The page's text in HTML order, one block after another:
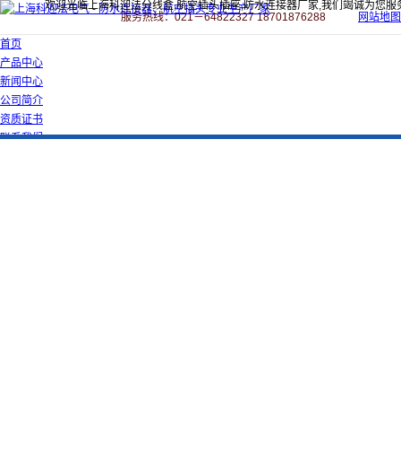
欢迎光临上海科迎法分线盒,航空插头插座,防水连接器厂家,我们竭诚为您服
服务热线：021－64822327 18701876288
网站地图
首页
产品中心
新闻中心
公司简介
资质证书
联系我们